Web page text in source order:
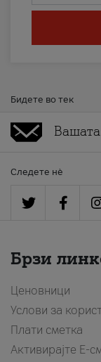
Бидете во тек
Следете нè
Брзи
Ценовници
Услови за
Плати сметка
Активирајте Е-